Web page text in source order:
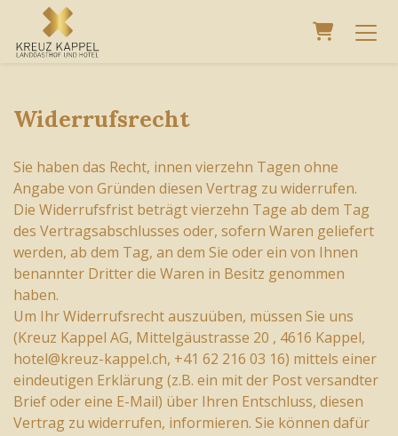
Widerrufsrecht
Sie haben das Recht, innen vierzehn Tagen ohne
Angabe von Gründen diesen Vertrag zu widerrufen.
Die Widerrufsfrist beträgt vierzehn Tage ab dem Tag
des Vertragsabschlusses oder, sofern Waren geliefert
werden, ab dem Tag, an dem Sie oder ein von Ihnen
benannter Dritter die Waren in Besitz genommen
haben.
Um Ihr Widerrufsrecht auszuüben, müssen Sie uns
(Kreuz Kappel AG, Mittelgäustrasse 20 , 4616 Kappel,
hotel@kreuz-kappel.ch, +41 62 216 03 16) mittels einer
eindeutigen Erklärung (z.B. ein mit der Post versandter
Brief oder eine E-Mail) über Ihren Entschluss, diesen
Vertrag zu widerrufen, informieren. Sie können dafür